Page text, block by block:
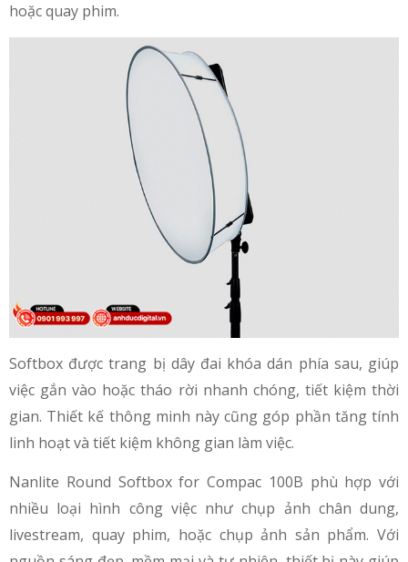
hoặc quay phim.
Softbox được trang bị dây đai khóa dán phía sau, giúp
việc gắn vào hoặc tháo rời nhanh chóng, tiết kiệm thời
gian. Thiết kế thông minh này cũng góp phần tăng tính
linh hoạt và tiết kiệm không gian làm việc.
Nanlite Round Softbox for Compac 100B phù hợp với
nhiều loại hình công việc như chụp ảnh chân dung,
livestream, quay phim, hoặc chụp ảnh sản phẩm. Với